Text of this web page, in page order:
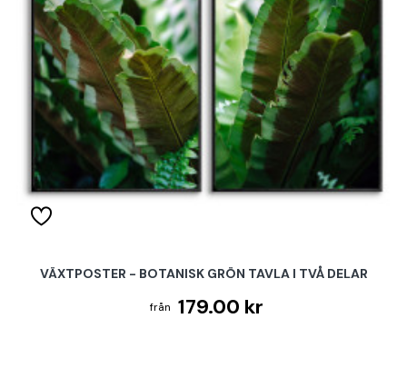
VÄXTPOSTER - BOTANISK GRÖN TAVLA I TVÅ DELAR
179.00 kr